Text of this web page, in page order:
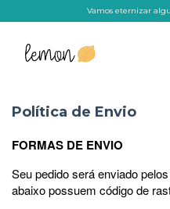
Vamos eternizar
Política de Envio
FORMAS DE ENVIO
Seu pedido será enviado
abaixo possuem código de